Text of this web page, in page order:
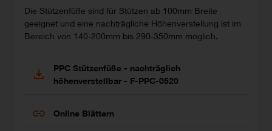
Die Stützenfüße sind für Stützen ab 100mm Breite
geeignet und eine nachträgliche Höhenverstellung ist im
Bereich von 140-200mm bis 290-350mm möglich.
PPC Stützenfüße - nachträglich
höhenverstellbar - F-PPC-0520
Online Blättern